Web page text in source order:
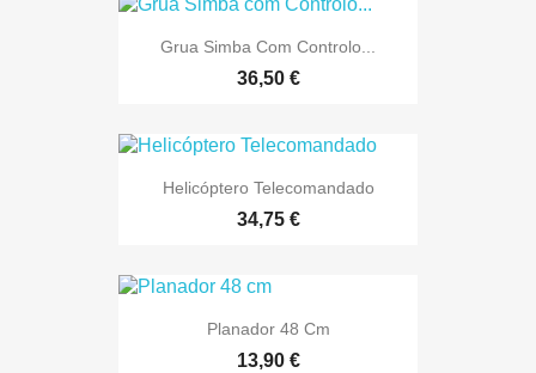
Grua Simba Com Controlo...
36,50 €
Helicóptero Telecomandado
34,75 €
Planador 48 Cm
13,90 €